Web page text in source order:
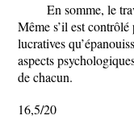
En somme, le
Même s’il est
lucratives
aspects
de chacun.
16,5/20